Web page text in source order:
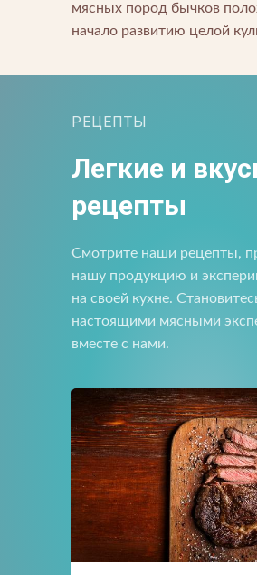
мясных пород бычков
начало развитию целой
РЕЦЕПТЫ
Легкие и
рецепты
Смотрите наши рецепты,
нашу продукцию и
на своей кухне.
настоящими мясными
вместе с нами.
Нажимая кнопку «Отправить», вы
Загрузите файлы в формате jpg, docx, doc,